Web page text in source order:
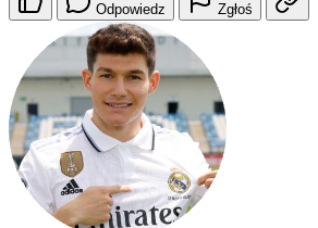
Odpowiedz Zgłoś